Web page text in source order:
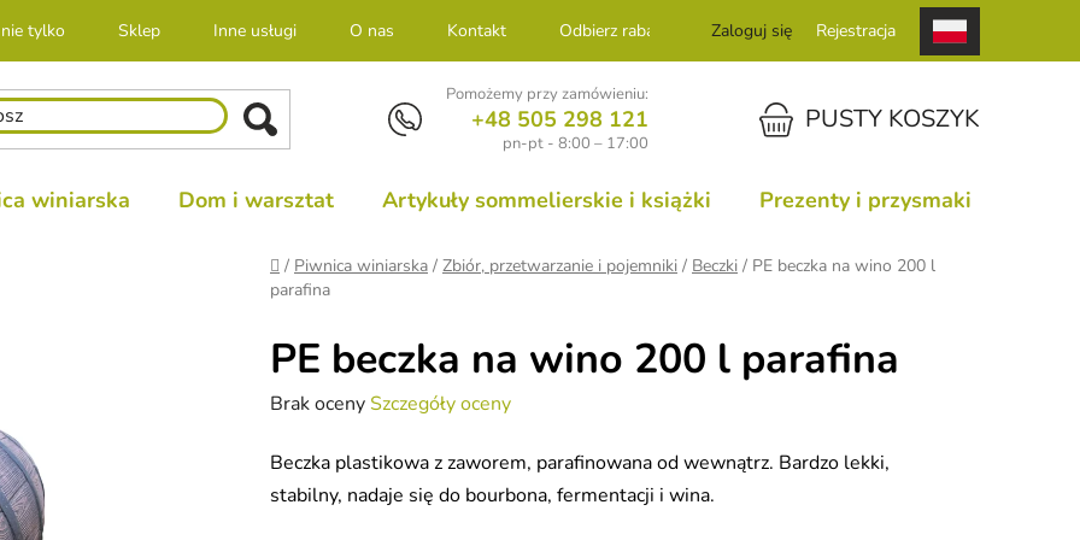
nie tylko Sklep Inne usługi O nas Kontakt Odbierz rabat Zaloguj się Rejestracja
Pomożemy przy zamówieniu:
+48 505 298 121
pn-pt - 8:00 – 17:00
KOSZYKPUSTY KOSZYK
winiarska Dom i warsztat Artykuły sommelierskie i książki Prezenty i przysmaki
Home
/ Piwnica winiarska / Zbiór, przetwarzanie i pojemniki / Beczki / PE beczka na wino 200 l
parafina
PE beczka na wino 200 l parafina
Średnia
produktu
wynosi
Brak ocenySzczegóły oceny
Beczka plastikowa z zaworem, parafinowana od wewnątrz. Bardzo lekki,
stabilny, nadaje się do bourbona, fermentacji i wina.